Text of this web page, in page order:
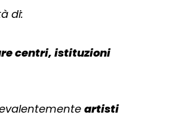
di:
centri, istituzioni
artisti